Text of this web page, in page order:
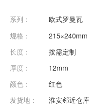
系列：
欧式罗曼瓦
规格：
215×240mm
长度：
按需定制
厚度：
12mm
颜色：
红色
发货地：
淮安邻近仓库